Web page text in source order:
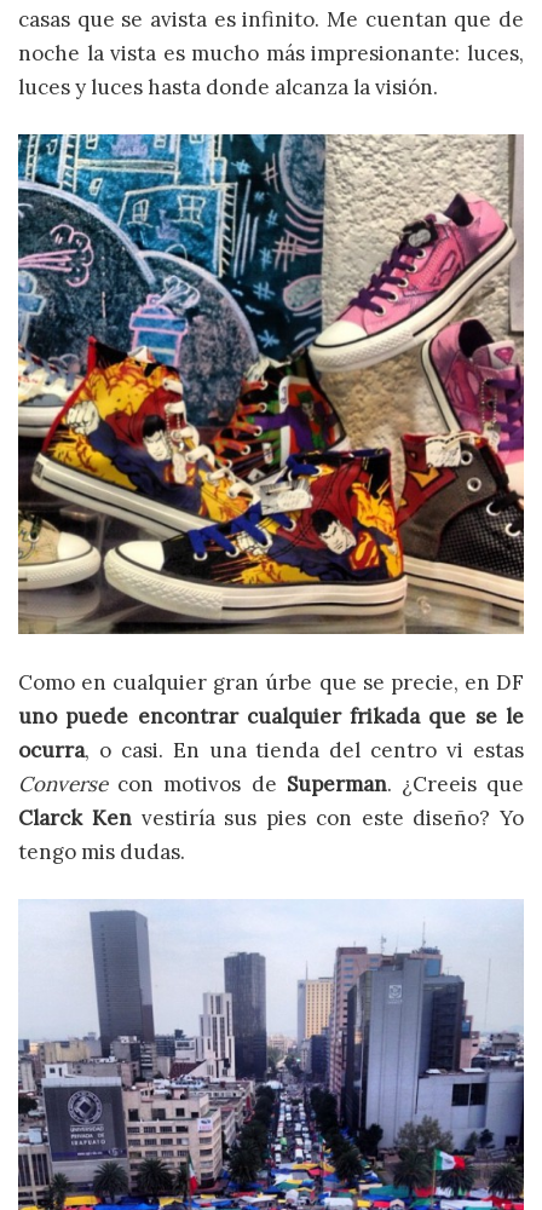
casas que se avista es infinito. Me cuentan que de
noche la vista es mucho más impresionante: luces,
luces y luces hasta donde alcanza la visión.
Como en cualquier gran úrbe que se precie, en DF
uno puede encontrar cualquier frikada que se le
ocurra, o casi. En una tienda del centro vi estas
Conversecon motivos de Superman. ¿Creeis que
Clarck Kenvestiría sus pies con este diseño? Yo
tengo mis dudas.